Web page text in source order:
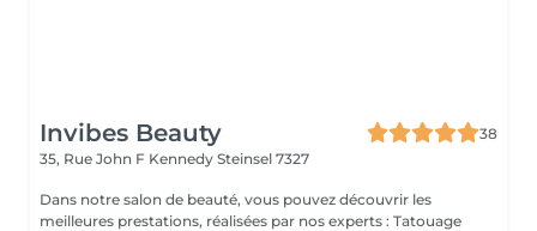
Invibes Beauty
38
35, Rue John F Kennedy Steinsel 7327
Dans notre salon de beauté, vous pouvez découvrir les
meilleures prestations, réalisées par nos experts : Tatouage